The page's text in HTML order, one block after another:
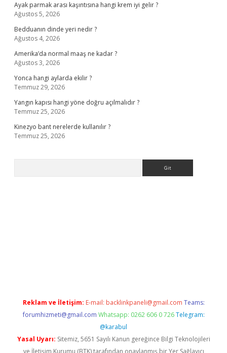
Ayak parmak arası kaşıntısına hangi krem iyi gelir ?
Ağustos 5, 2026
Bedduanın dinde yeri nedir ?
Ağustos 4, 2026
Amerika’da normal maaş ne kadar ?
Ağustos 3, 2026
Yonca hangi aylarda ekilir ?
Temmuz 29, 2026
Yangın kapısı hangi yöne doğru açılmalıdır ?
Temmuz 25, 2026
Kinezyo bant nerelerde kullanılır ?
Temmuz 25, 2026
Reklam ve İletişim: E-mail: backlinkpaneli@gmail.com Teams:
forumhizmeti@gmail.com Whatsapp: 0262 606 0 726 Telegram:
@karabul
Yasal Uyarı: Sitemiz, 5651 Sayılı Kanun gereğince Bilgi Teknolojileri
ve İletişim Kurumu (BTK) tarafından onaylanmış bir Yer Sağlayıcı